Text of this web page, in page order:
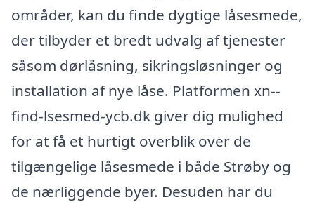
områder, kan du finde dygtige låsesmede,
der tilbyder et bredt udvalg af tjenester
såsom dørlåsning, sikringsløsninger og
installation af nye låse. Platformen xn--
find-lsesmed-ycb.dk giver dig mulighed
for at få et hurtigt overblik over de
tilgængelige låsesmede i både Strøby og
de nærliggende byer. Desuden har du